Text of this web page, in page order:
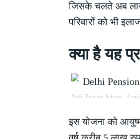
जिसके चलते अब
परिवारों को भी
क्या है यह
Delhi Pension Scheme: A
इस योजना को